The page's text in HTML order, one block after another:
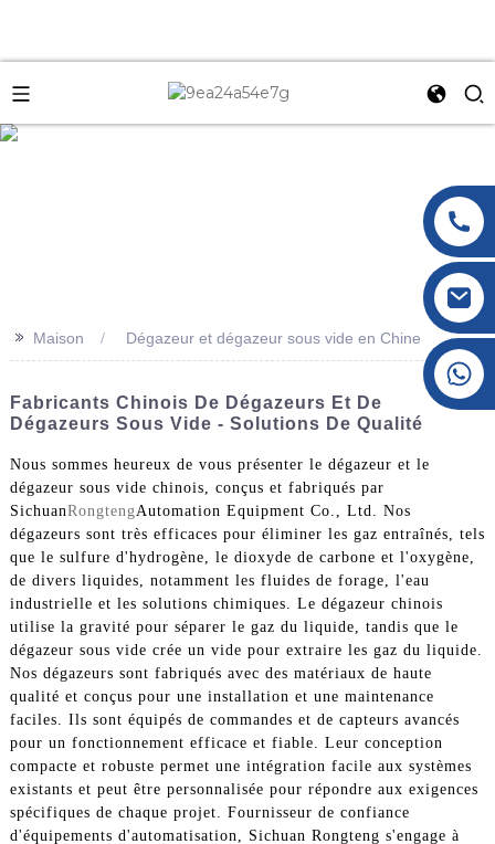
+86 177 8117 4421
+86 138 8076 0589
>> Maison Dégazeur et dégazeur sous vide en Chine
Fabricants Chinois De Dégazeurs Et De
Dégazeurs Sous Vide - Solutions De Qualité
Nous sommes heureux de vous présenter le dégazeur et le
dégazeur sous vide chinois, conçus et fabriqués par
SichuanRongtengAutomation Equipment Co., Ltd. Nos
dégazeurs sont très efficaces pour éliminer les gaz entraînés, tels
que le sulfure d'hydrogène, le dioxyde de carbone et l'oxygène,
de divers liquides, notamment les fluides de forage, l'eau
industrielle et les solutions chimiques. Le dégazeur chinois
utilise la gravité pour séparer le gaz du liquide, tandis que le
dégazeur sous vide crée un vide pour extraire les gaz du liquide.
Nos dégazeurs sont fabriqués avec des matériaux de haute
qualité et conçus pour une installation et une maintenance
faciles. Ils sont équipés de commandes et de capteurs avancés
pour un fonctionnement efficace et fiable. Leur conception
compacte et robuste permet une intégration facile aux systèmes
existants et peut être personnalisée pour répondre aux exigences
spécifiques de chaque projet. Fournisseur de confiance
d'équipements d'automatisation, Sichuan Rongteng s'engage à